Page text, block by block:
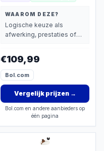
WAAROM DEZE?
Logische keuze als
afwerking, prestaties of
€109,99
Bol.com
Vergelijk prijzen→
Bol.com en andere aanbieders op
één pagina